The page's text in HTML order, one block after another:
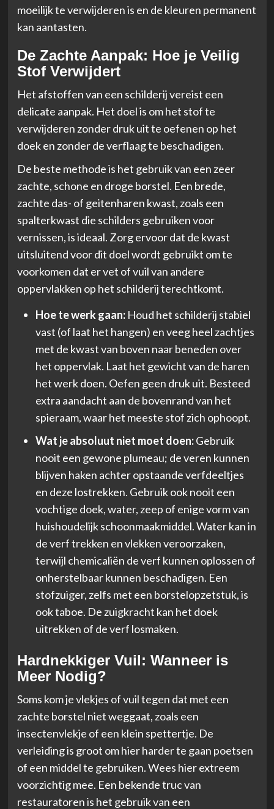
moeilijk te verwijderen is en de kleuren permanent
kan aantasten.
De Zachte Aanpak: Hoe je Veilig
Stof Verwijdert
Het afstoffen van een schilderij vereist een
delicate aanpak. Het doel is om het stof te
verwijderen zonder druk uit te oefenen op het
doek en zonder de verflaag te beschadigen.
De beste methode is het gebruik van een zeer
zachte, schone en droge borstel. Een brede,
zachte das- of geitenharen kwast, zoals een
spalterkwast die schilders gebruiken voor
vernissen, is ideaal. Zorg ervoor dat de kwast
uitsluitend voor dit doel wordt gebruikt om te
voorkomen dat er vet of vuil van andere
oppervlakken op het schilderij terechtkomt.
Hoe te werk gaan:Houd het schilderij stabiel
vast (of laat het hangen) en veeg heel zachtjes
met de kwast van boven naar beneden over
het oppervlak. Laat het gewicht van de haren
het werk doen. Oefen geen druk uit. Besteed
extra aandacht aan de bovenrand van het
spieraam, waar het meeste stof zich ophoopt.
Wat je absoluut niet moet doen:Gebruik
nooit een gewone plumeau; de veren kunnen
blijven haken achter opstaande verfdeeltjes
en deze lostrekken. Gebruik ook nooit een
vochtige doek, water, zeep of enige vorm van
huishoudelijk schoonmaakmiddel. Water kan in
de verf trekken en vlekken veroorzaken,
terwijl chemicaliën de verf kunnen oplossen of
onherstelbaar kunnen beschadigen. Een
stofzuiger, zelfs met een borstelopzetstuk, is
ook taboe. De zuigkracht kan het doek
uitrekken of de verf losmaken.
Hardnekkiger Vuil: Wanneer is
Meer Nodig?
Soms kom je vlekjes of vuil tegen dat met een
zachte borstel niet weggaat, zoals een
insectenvlekje of een klein spettertje. De
verleiding is groot om hier harder te gaan poetsen
of een middel te gebruiken. Wees hier extreem
voorzichtig mee. Een bekende truc van
restauratoren is het gebruik van een